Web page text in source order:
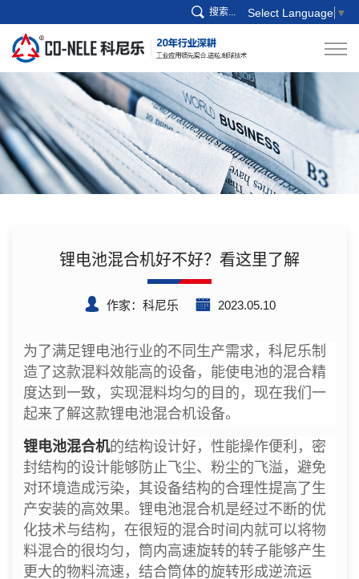
搜索... Select Language ▼
锂电池混合机好不好？看这里了解
作家：科尼乐 2023.05.10
为了满足锂电池行业的不同生产需求，科尼乐制
造了这款混料效能高的设备，能使电池的混合精
度达到一致，实现混料均匀的目的，现在我们一
起来了解这款锂电池混合机设备。
锂电池混合机的结构设计好，性能操作便利，密
封结构的设计能够防止飞尘、粉尘的飞溢，避免
对环境造成污染，其设备结构的合理性提高了生
产安装的高效果。锂电池混合机是经过不断的优
化技术与结构，在很短的混合时间内就可以将物
料混合的很均匀，筒内高速旋转的转子能够产生
更大的物料流速，结合筒体的旋转形成逆流运